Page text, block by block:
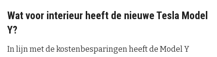
Wat voor interieur heeft de nieuwe Tesla Model
Y?
In lijn met de kostenbesparingen heeft de Model Y